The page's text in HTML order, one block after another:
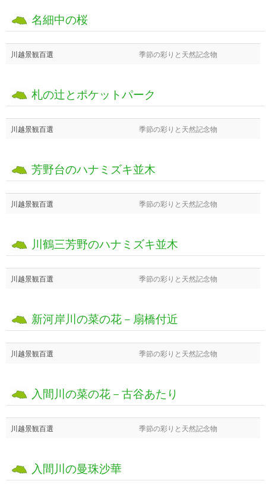
名細中の桜
川越景観百選 季節の彩りと天然記念物
札の辻とポケットパーク
川越景観百選 季節の彩りと天然記念物
芳野台のハナミズキ並木
川越景観百選 季節の彩りと天然記念物
川鶴三芳野のハナミズキ並木
川越景観百選 季節の彩りと天然記念物
新河岸川の菜の花－扇橋付近
川越景観百選 季節の彩りと天然記念物
入間川の菜の花－古谷あたり
川越景観百選 季節の彩りと天然記念物
入間川の曼珠沙華